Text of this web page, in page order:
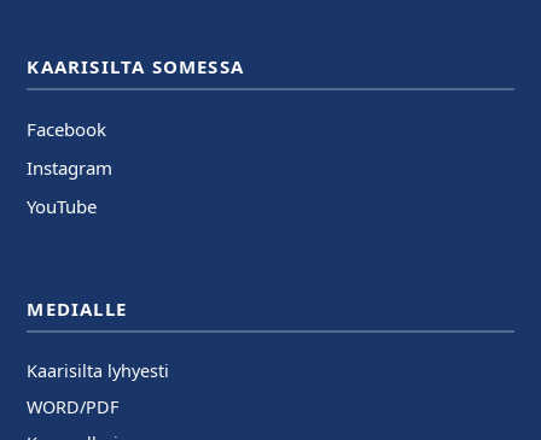
KAARISILTA SOMESSA
Facebook
Instagram
YouTube
MEDIALLE
Kaarisilta lyhyesti
WORD/PDF